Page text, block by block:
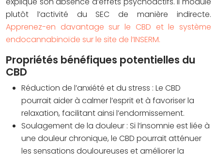
plutôt l’activité du SEC de manière indirecte.
Apprenez-en davantage sur le CBD et le système
endocannabinoïde sur le site de l’INSERM.
Propriétés bénéfiques potentielles du
CBD
Réduction de l’anxiété et du stress : Le CBD
pourrait aider à calmer l’esprit et à favoriser la
relaxation, facilitant ainsi l’endormissement.
Soulagement de la douleur : Si l’insomnie est liée à
une douleur chronique, le CBD pourrait atténuer
les sensations douloureuses et améliorer la